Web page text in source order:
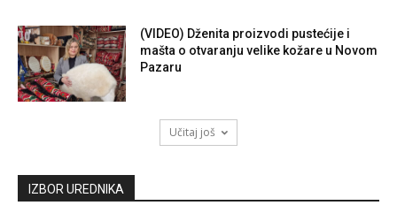
(VIDEO) Dženita proizvodi pustećije i
mašta o otvaranju velike kožare u Novom
Pazaru
Učitaj još
IZBOR UREDNIKA